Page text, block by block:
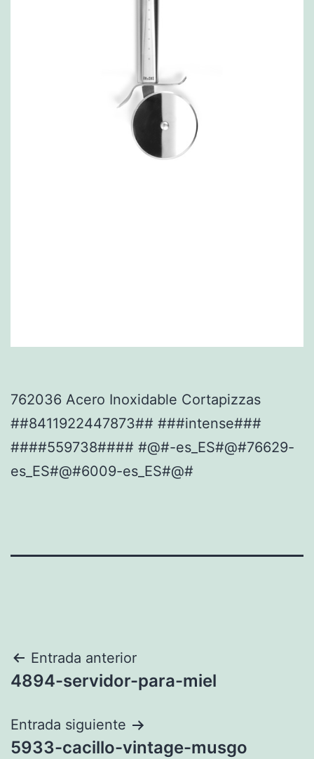
762036 Acero Inoxidable Cortapizzas
##8411922447873## ###intense###
####559738#### #@#-es_ES#@#76629-
es_ES#@#6009-es_ES#@#
Navegación
de
entradas
Entrada anterior
4894-servidor-para-miel
Entrada siguiente
5933-cacillo-vintage-musgo